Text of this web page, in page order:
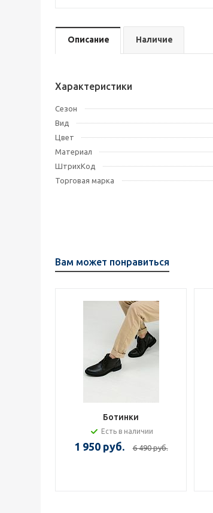
Описание Наличие
Характеристики
Сезон
Вид
Цвет
Материал
ШтрихКод
Торговая марка
Вам может понравиться
Ботинки
Есть в наличии
1 950 руб. 6 490 руб.